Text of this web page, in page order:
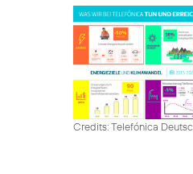
Credits: Telefónica